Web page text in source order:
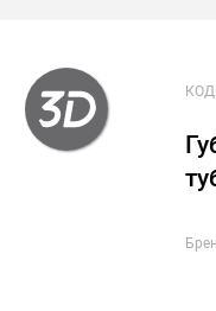
КОД: